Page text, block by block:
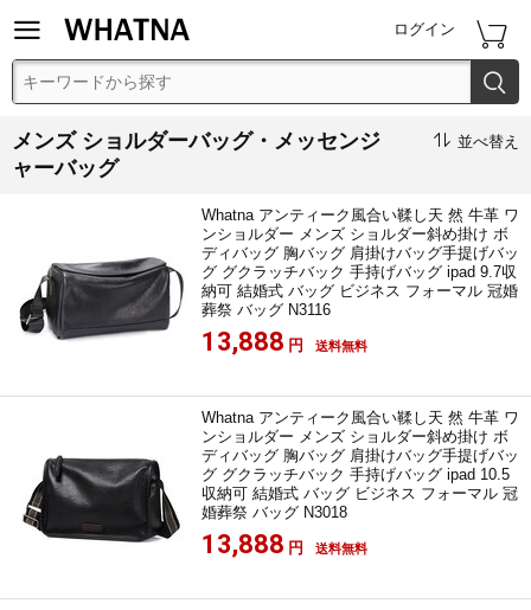
 ログイン 

メンズ ショルダーバッグ・メッセンジ
ャーバッグ
 並べ替え
Whatna アンティーク風合い鞣し天 然 牛革 ワ
ンショルダー メンズ ショルダー斜め掛け ボ
ディバッグ 胸バッグ 肩掛けバッグ手提げバッ
グ グクラッチバック 手持げバッグ ipad 9.7収
納可 結婚式 バッグ ビジネス フォーマル 冠婚
葬祭 バッグ N3116
13,888 円 送料無料
Whatna アンティーク風合い鞣し天 然 牛革 ワ
ンショルダー メンズ ショルダー斜め掛け ボ
ディバッグ 胸バッグ 肩掛けバッグ手提げバッ
グ グクラッチバック 手持げバッグ ipad 10.5
収納可 結婚式 バッグ ビジネス フォーマル 冠
婚葬祭 バッグ N3018
13,888 円 送料無料